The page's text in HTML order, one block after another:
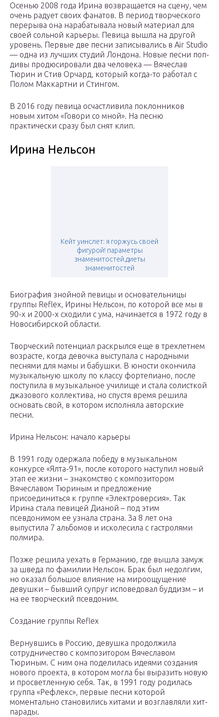
Осенью 2008 года Ирина возвращается на сцену, чем
очень радует своих фанатов. В период творческого
перерыва она нарабатывала новый материал для
своей сольной карьеры. Певица вышла на другой
уровень. Первые две песни записывались в Air Studio
— одна из лучших студий Лондона. Новые песни поп-
дивы продюсировали два человека — Вячеслав
Тюрин и Стив Орчард, который когда-то работал с
Полом Маккартни и Стингом.
В 2016 году певица осчастливила поклонников
новым хитом «Говори со мной». На песню
практически сразу был снят клип.
Ирина Нельсон
Кейт уинслет: я горжусь своей
фигурой! параметры
знаменитостей.диеты
знаменитостей
Биография знойной певицы и основательницы
группы Reflex, Ирины Нельсон, по которой все мы в
90-х и 2000-х сходили с ума, начинается в 1972 году в
Новосибирской области.
Творческий потенциал раскрылся еще в трехлетнем
возрасте, когда девочка выступала с народными
песнями для мамы и бабушки. В юности окончила
музыкальную школу по классу фортепиано, после
поступила в музыкальное училище и стала солисткой
джазового коллектива, но спустя время решила
основать свой, в котором исполняла авторские
песни.
Ирина Нельсон: начало карьеры
В 1991 году одержала победу в музыкальном
конкурсе «Ялта-91», после которого наступил новый
этап ее жизни – знакомство с композитором
Вячеславом Тюриным и предложение
присоединиться к группе «Электроверсия». Так
Ирина стала певицей Дианой – под этим
псевдонимом ее узнала страна. За 8 лет она
выпустила 7 альбомов и исколесила с гастролями
полмира.
Позже решила уехать в Германию, где вышла замуж
за шведа по фамилии Нельсон. Брак был недолгим,
но оказал большое влияние на мироощущение
девушки – бывший супруг исповедовал буддизм – и
на ее творческий псевдоним.
Создание группы Reflex
Вернувшись в Россию, девушка продолжила
сотрудничество с композитором Вячеславом
Тюриным. С ним она поделилась идеями создания
нового проекта, в котором могла бы выразить новую
и просветленную себя. Так, в 1991 году родилась
группа «Рефлекс», первые песни которой
моментально становились хитами и возглавляли хит-
парады.